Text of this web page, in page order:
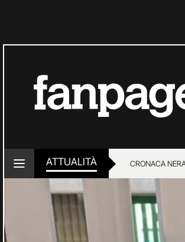
ATTUALITÀ CRONACA
LOTTO E